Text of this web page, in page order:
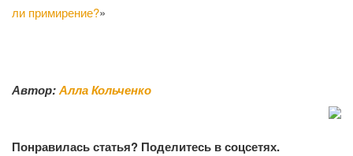
ли примирение?»
Автор:Алла Кольченко
Понравилась статья? Поделитесь в соцсетях.